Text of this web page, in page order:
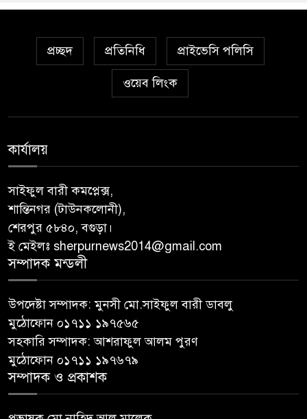
প্রচ্ছদ প্রতিনিধি প্রাইভেসি পলিসি
ওয়েব লিংক
কার্যালয়
সাইফুল বারী কমপ্লেক্স,
শান্তিনগর (টাউনকলোনী),
শেরপুর ৫৮৪০, বগুড়া।
ই মেইলঃ sherpurnews2014@gmail.com
সম্পাদক মন্ডলী
উপদেষ্টা সম্পাদক: মুনসী মো.সাইফুল বারী ডাবলু
মুঠোফোন ০১৭১১ ১৯৭৫৬৫
সহকারি সম্পাদক: আশরাফুল আলম পুরণ
মুঠোফোন ০১৭১১ ১৯৭৬৭৯
সম্পাদক ও প্রকাশক